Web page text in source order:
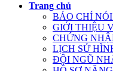
Trang chủ
BÁO CHÍ
GIỚI THIỆU
CHỨNG
LỊCH SỬ
ĐỘI NGŨ